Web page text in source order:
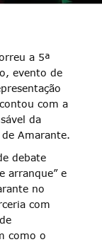
a 5ª
evento de
com a
da
Amarante.
debate
arranque” e
no
com
como o